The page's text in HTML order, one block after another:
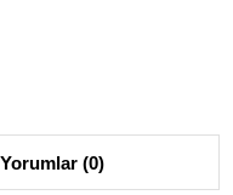
Yorumlar (0)